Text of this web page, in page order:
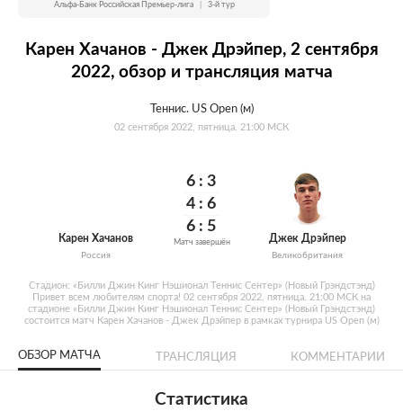
Альфа-Банк Российская Премьер-лига 3-й тур
Карен Хачанов - Джек Дрэйпер, 2 сентября
2022, обзор и трансляция матча
Теннис. US Open (м)
02 сентября 2022, пятница. 21:00 МСК
Карен Хачанов
Россия
6: 3
4: 6
6: 5
Матч завершён Джек Дрэйпер
Великобритания
Стадион: «Билли Джин Кинг Нэшионал Теннис Сентер» (Новый Грэндстэнд)
Привет всем любителям спорта! 02 сентября 2022, пятница. 21:00 МСК на
стадионе «Билли Джин Кинг Нэшионал Теннис Сентер» (Новый Грэндстэнд)
состоится матч Карен Хачанов - Джек Дрэйпер в рамках турнира US Open (м)
ОБЗОР МАТЧА ТРАНСЛЯЦИЯ КОММЕНТАРИИ
Статистика